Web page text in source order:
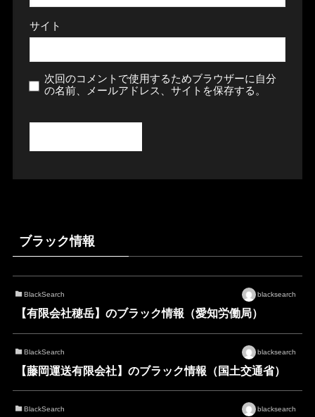
サイト
次回のコメントで使用するためブラウザーに自分
の名前、メールアドレス、サイトを保存する。
ブラック情報
BlackSearch blacksearch
【有限会社穂岳】のブラック情報（愛知労働局）
BlackSearch blacksearch
【藤岡運送有限会社】のブラック情報（国土交通省）
BlackSearch blacksearch